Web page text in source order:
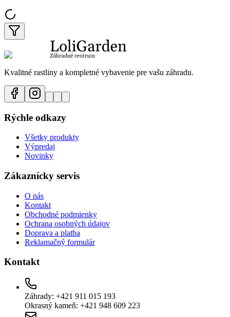
Kvalitné rastliny a kompletné vybavenie pre vašu záhradu.
Rýchle odkazy
Všetky produkty
Výpredaj
Novinky
Zákaznícky servis
O nás
Kontakt
Obchodné podmienky
Ochrana osobných údajov
Doprava a platba
Reklamačný formulár
Kontakt
Záhrady: +421 911 015 193
Okrasný kameň: +421 948 609 223